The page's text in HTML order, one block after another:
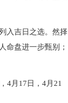
入吉日之选。然择
命盘进一步甄别；
4月17日，4月21